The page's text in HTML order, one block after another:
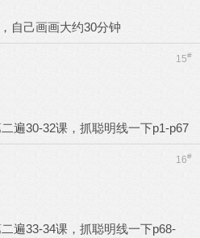
自己画画大约30分钟
15#
遍30-32课，抓聪明线一下p1-p67
16#
遍33-34课，抓聪明线一下p68-